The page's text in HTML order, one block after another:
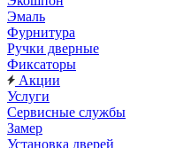
Эмаль
Фурнитура
Ручки дверные
Фиксаторы
Акции
Услуги
Сервисные службы
Замер
Установка дверей